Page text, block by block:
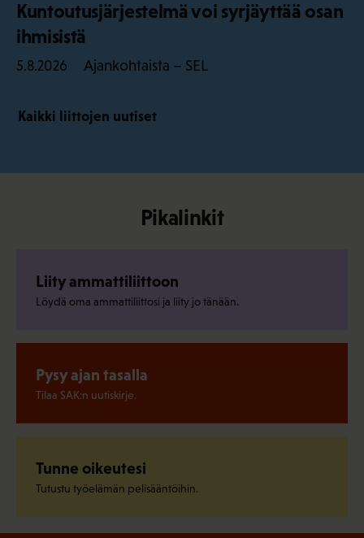
Kuntoutusjärjestelmä voi syrjäyttää osan
ihmisistä
5.8.2026 Ajankohtaista – SEL
Kaikki liittojen uutiset
Pikalinkit
Liity ammattiliittoon
Löydä oma ammattiliittosi ja liity jo tänään.
Pysy ajan tasalla
Tilaa SAK:n uutiskirje.
Tunne oikeutesi
Tutustu työelämän pelisääntöihin.